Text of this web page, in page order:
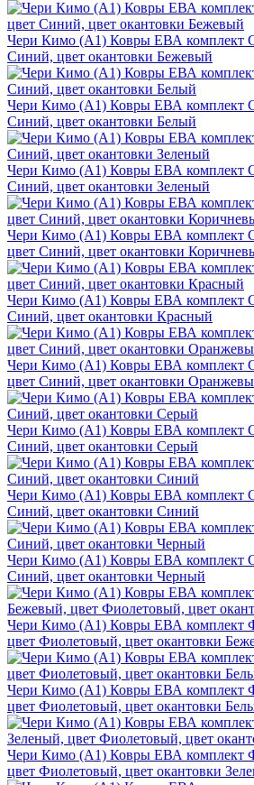
Чери Кимо (A1) Ковры ЕВА комплект
Синий, цвет окантовки Бежевый
Чери Кимо (A1) Ковры ЕВА комплект
Синий, цвет окантовки Белый
Чери Кимо (A1) Ковры ЕВА комплект
Синий, цвет окантовки Зеленый
Чери Кимо (A1) Ковры ЕВА комплект
цвет Синий, цвет окантовки
Чери Кимо (A1) Ковры ЕВА комплект
Синий, цвет окантовки Красный
Чери Кимо (A1) Ковры ЕВА комплект
цвет Синий, цвет окантовки
Чери Кимо (A1) Ковры ЕВА комплект
Синий, цвет окантовки Серый
Чери Кимо (A1) Ковры ЕВА комплект
Синий, цвет окантовки Синий
Чери Кимо (A1) Ковры ЕВА комплект
Синий, цвет окантовки Черный
Чери Кимо (A1) Ковры ЕВА комплект
цвет Фиолетовый, цвет окантовки
Чери Кимо (A1) Ковры ЕВА комплект
цвет Фиолетовый, цвет окантовки
Чери Кимо (A1) Ковры ЕВА комплект
цвет Фиолетовый, цвет окантовки